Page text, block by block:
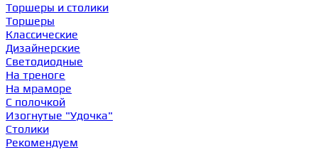
Торшеры и столики
Торшеры
Классические
Дизайнерские
Светодиодные
На треноге
На мраморе
С полочкой
Изогнутые "Удочка"
Столики
Рекомендуем